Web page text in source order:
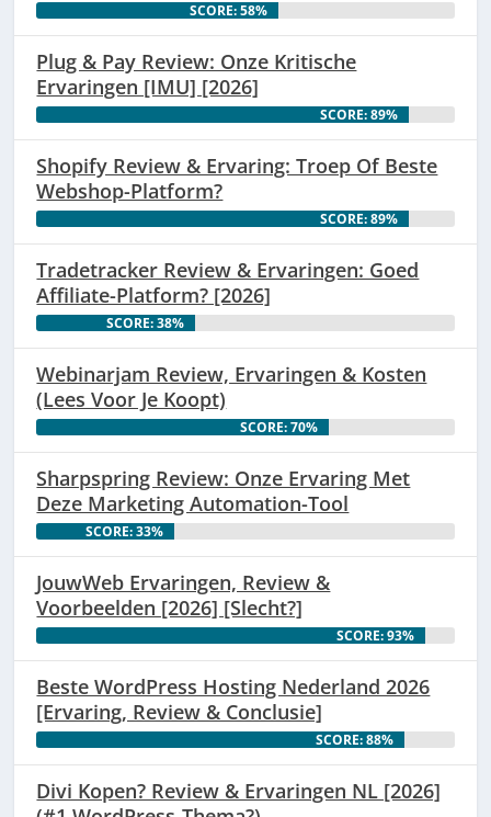
SCORE: 58%
Plug & Pay Review: Onze Kritische
Ervaringen [IMU] [2026]
SCORE: 89%
Shopify Review & Ervaring: Troep Of Beste
Webshop-Platform?
SCORE: 89%
Tradetracker Review & Ervaringen: Goed
Affiliate-Platform? [2026]
SCORE: 38%
Webinarjam Review, Ervaringen & Kosten
(Lees Voor Je Koopt)
SCORE: 70%
Sharpspring Review: Onze Ervaring Met
Deze Marketing Automation-Tool
SCORE: 33%
JouwWeb Ervaringen, Review &
Voorbeelden [2026] [Slecht?]
SCORE: 93%
Beste WordPress Hosting Nederland 2026
[Ervaring, Review & Conclusie]
SCORE: 88%
Divi Kopen? Review & Ervaringen NL [2026]